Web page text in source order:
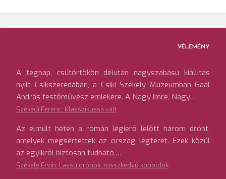
VÉLEMÉNY
A tegnap, csütörtökön délután nagyszabású kiállítás
nyílt Csíkszeredában, a Csíki Székely Múzeumban Gaál
András festőművész emlékére. A Nagy Imre, Nagy…
Székedi Ferenc: Klasszikussá vált
Az elmúlt héten a román légierő lelőtt három drónt,
amelyek megsértették az ország légterét. Ezek közül
az egyikről biztosan tudható,…
Székely Ervin: Lassú drónok, rosszkedvű koboldok